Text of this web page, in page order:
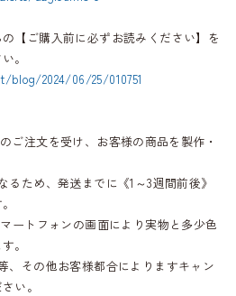
【ご購入前に必ずお読みください】を
。
2024/06/25/010751
ご注文を受け、お客様の商品を製作・
ため、発送までに《1～3週間前後》
ートフォンの画面により実物と多少色
。
、その他お客様都合によりますキャン
い。